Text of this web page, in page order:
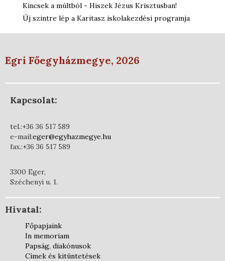
Kincsek a múltból - Hiszek Jézus Krisztusban!
Új szintre lép a Karitasz iskolakezdési programja
Egri Főegyházmegye, 2026
Kapcsolat:
tel.:+36 36 517 589
e-mail:eger@egyhazmegye.hu
fax.:+36 36 517 589
3300 Eger,
Széchenyi u. 1.
Hivatal:
Főpapjaink
In memoriam
Papság, diakónusok
Címek és kitüntetések